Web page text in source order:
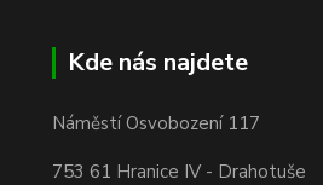
Kde nás najdete
Náměstí Osvobození 117
753 61 Hranice IV - Drahotuše